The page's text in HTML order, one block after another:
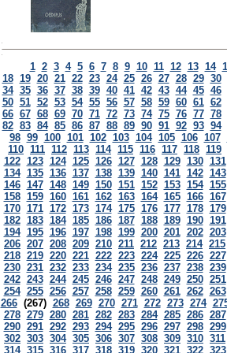
1 2 3 4 5 6 7 8 9 10 11 12 13 14
18 19 20 21 22 23 24 25 26 27 28 29 30
34 35 36 37 38 39 40 41 42 43 44 45 46
50 51 52 53 54 55 56 57 58 59 60 61 62
66 67 68 69 70 71 72 73 74 75 76 77 78
82 83 84 85 86 87 88 89 90 91 92 93 94
98 99 100 101 102 103 104 105 106 107
110 111 112 113 114 115 116 117 118 119
122 123 124 125 126 127 128 129 130 131
134 135 136 137 138 139 140 141 142 143
146 147 148 149 150 151 152 153 154 155
158 159 160 161 162 163 164 165 166 167
170 171 172 173 174 175 176 177 178 179
182 183 184 185 186 187 188 189 190 191
194 195 196 197 198 199 200 201 202 203
206 207 208 209 210 211 212 213 214 215
218 219 220 221 222 223 224 225 226 227
230 231 232 233 234 235 236 237 238 239
242 243 244 245 246 247 248 249 250 251
254 255 256 257 258 259 260 261 262 263
266 (267) 268 269 270 271 272 273 274
278 279 280 281 282 283 284 285 286 287
290 291 292 293 294 295 296 297 298 299
302 303 304 305 306 307 308 309 310 311
314 315 316 317 318 319 320 321 322 323